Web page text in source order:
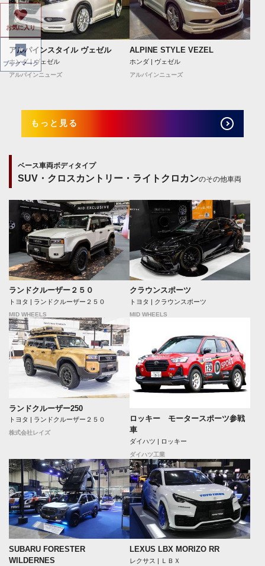
アルパインスタイル ヴェゼル
ホンダ | ヴェゼル
アルパインニューズ
ALPINE STYLE VEZEL
ホンダ | ヴェゼル
アルパインニューズ
もっと見る
ベース車両ボディタイプ
SUV・クロスカントリー・ライトクロカンのその他車両
ランドクルーザー２５０
トヨタ | ランドクルーザー２５０
MID WHEELS
クラウンスポーツ
トヨタ | クラウンスポーツ
MID WHEELS
ランドクルーザー250
トヨタ | ランドクルーザー２５０
株式会社レイズ
ロッキー モータースポーツ参戦
車
ダイハツ | ロッキー
ダイハツ工業
SUBARU FORESTER
WILDERNES
LEXUS LBX MORIZO RR
レクサス | ＬＢＸ
お気に入り
ブックマーク